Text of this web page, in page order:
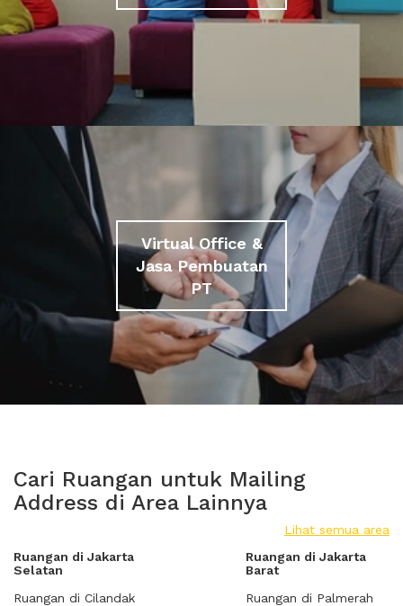
Virtual Office &
Jasa Pembuatan
PT
Cari Ruangan untuk Mailing
Address di Area Lainnya
Lihat semua area
Ruangan di Jakarta
Selatan
Ruangan di Cilandak
Ruangan di Jakarta
Barat
Ruangan di Palmerah